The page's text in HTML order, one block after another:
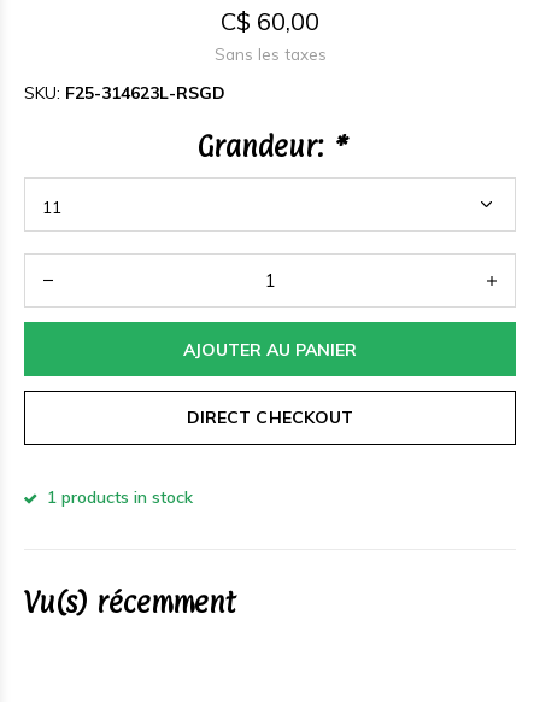
C$ 60,00
Sans les taxes
SKU: F25-314623L-RSGD
Grandeur: *
AJOUTER AU PANIER
DIRECT CHECKOUT
1 products in stock
Vu(s) récemment